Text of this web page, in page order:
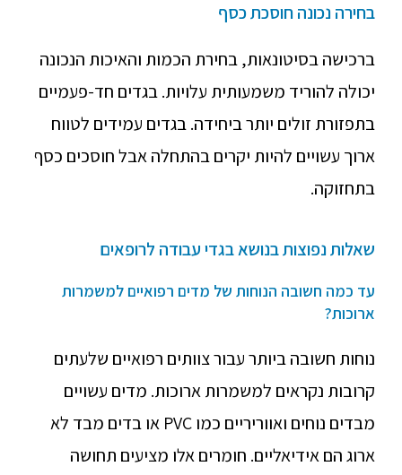
בחירה נכונה חוסכת כסף
ברכישה בסיטונאות, בחירת הכמות והאיכות הנכונה
יכולה להוריד משמעותית עלויות. בגדים חד-פעמיים
בתפזורת זולים יותר ביחידה. בגדים עמידים לטווח
ארוך עשויים להיות יקרים בהתחלה אבל חוסכים כסף
בתחזוקה.
שאלות נפוצות בנושא בגדי עבודה לרופאים
עד כמה חשובה הנוחות של מדים רפואיים למשמרות
ארוכות?
נוחות חשובה ביותר עבור צוותים רפואיים שלעתים
קרובות נקראים למשמרות ארוכות. מדים עשויים
מבדים נוחים ואווריריים כמו PVC או בדים מבד לא
ארוג הם אידיאליים. חומרים אלו מציעים תחושה